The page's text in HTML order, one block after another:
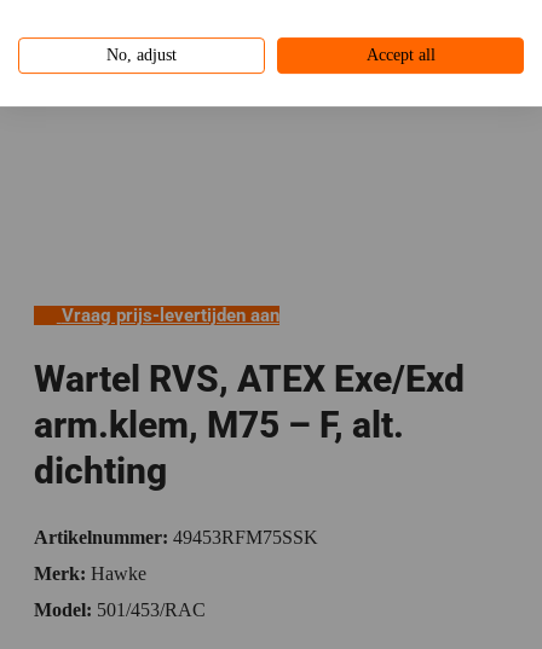
No, adjust Accept all
Vraag prijs-levertijden aan
Wartel RVS, ATEX Exe/Exd
arm.klem, M75 – F, alt.
dichting
Artikelnummer: 49453RFM75SSK
Merk: Hawke
Model: 501/453/RAC